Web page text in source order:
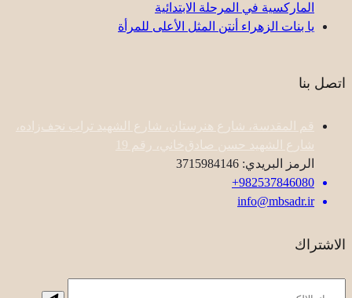
الماركسية في المرحلة الابتدائية
یا بنات الزهراء أنتن المثل الأعلى للمرأة
اتصل بنا
قم المقدسة، شارع هنرستان، شارع الشهيد تراب نجف‌زاده،
شارع الشهيد حسن صادق‌خاني، رقم 19
الرمز البريدي: 3715984146
982537846080+
info@mbsadr.ir
الاشتراك